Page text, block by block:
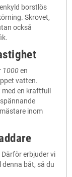
borstlös
Skrovet,
också
1000en
vatten.
en kraftfull
inom
erbjuder vi
båt, så du